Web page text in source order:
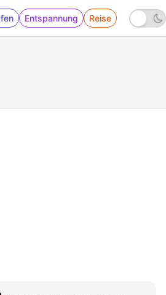
Entspannung Reise
– YB-Hype, Fifa-